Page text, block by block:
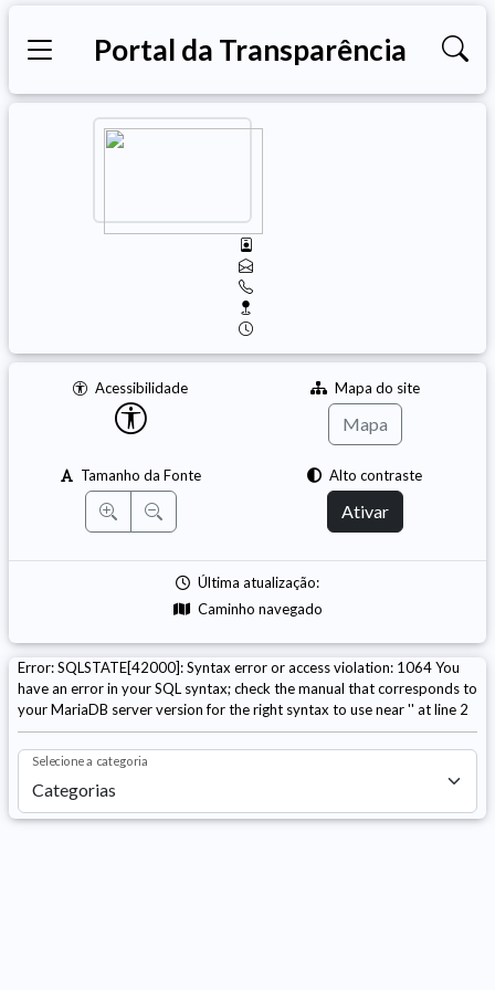
Portal da Transparência
Acessibilidade Mapa do site
Mapa
Tamanho da Fonte Alto contraste
Ativar
Última atualização:
Caminho navegado
Error: SQLSTATE[42000]: Syntax error or access violation: 1064 You
have an error in your SQL syntax; check the manual that corresponds to
your MariaDB server version for the right syntax to use near '' at line 2
Selecione a categoria